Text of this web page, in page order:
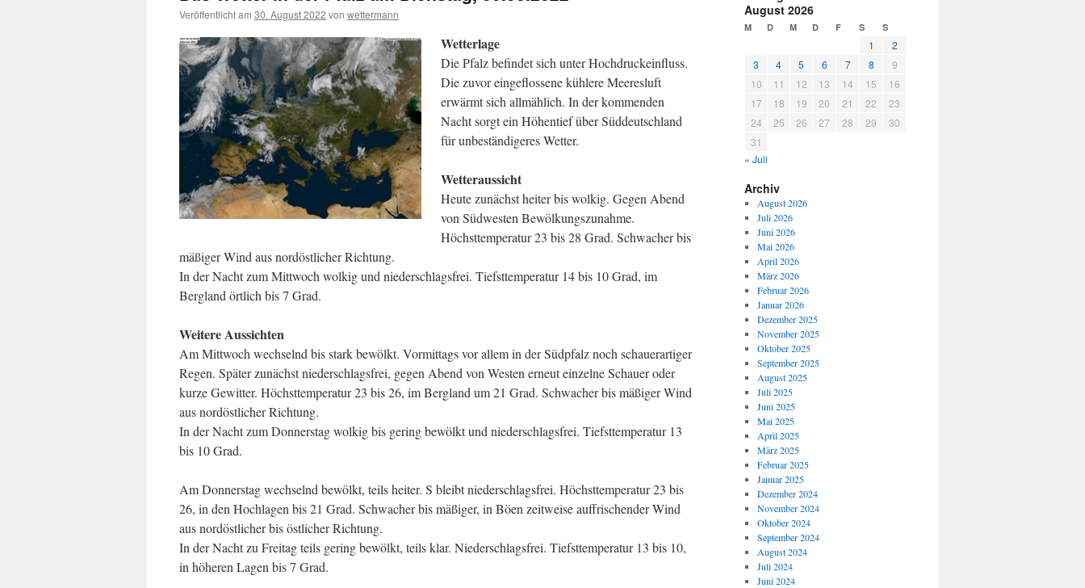
Veröffentlicht am 30. August 2022 von wettermann
Wetterlage
Die Pfalz befindet sich unter Hochdruckeinfluss.
Die zuvor eingeflossene kühlere Meeresluft
erwärmt sich allmählich. In der kommenden
Nacht sorgt ein Höhentief über Süddeutschland
für unbeständigeres Wetter.
Wetteraussicht
Heute zunächst heiter bis wolkig. Gegen Abend
von Südwesten Bewölkungszunahme.
Höchsttemperatur 23 bis 28 Grad. Schwacher bis
mäßiger Wind aus nordöstlicher Richtung.
In der Nacht zum Mittwoch wolkig und niederschlagsfrei. Tiefsttemperatur 14 bis 10 Grad, im
Bergland örtlich bis 7 Grad.
Weitere Aussichten
Am Mittwoch wechselnd bis stark bewölkt. Vormittags vor allem in der Südpfalz noch schauerartiger
Regen. Später zunächst niederschlagsfrei, gegen Abend von Westen erneut einzelne Schauer oder
kurze Gewitter. Höchsttemperatur 23 bis 26, im Bergland um 21 Grad. Schwacher bis mäßiger Wind
aus nordöstlicher Richtung.
In der Nacht zum Donnerstag wolkig bis gering bewölkt und niederschlagsfrei. Tiefsttemperatur 13
bis 10 Grad.
Am Donnerstag wechselnd bewölkt, teils heiter. S bleibt niederschlagsfrei. Höchsttemperatur 23 bis
26, in den Hochlagen bis 21 Grad. Schwacher bis mäßiger, in Böen zeitweise auffrischender Wind
aus nordöstlicher bis östlicher Richtung.
In der Nacht zu Freitag teils gering bewölkt, teils klar. Niederschlagsfrei. Tiefsttemperatur 13 bis 10,
in höheren Lagen bis 7 Grad.
August 2026
M D M D F S S
1
2
3
4 5 6 7 8
9
10
11 12 13 14 15
16
17
18 19 20 21 22
23
24
25 26 27 28 29
30
31
« Juli
Archiv
August 2026
Juli 2026
Juni 2026
Mai 2026
April 2026
März 2026
Februar 2026
Januar 2026
Dezember 2025
November 2025
Oktober 2025
September 2025
August 2025
Juli 2025
Juni 2025
Mai 2025
April 2025
März 2025
Februar 2025
Januar 2025
Dezember 2024
November 2024
Oktober 2024
September 2024
August 2024
Juli 2024
Juni 2024